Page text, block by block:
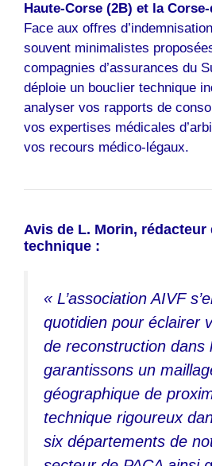
Haute-Corse (2B) et la
Face aux offres
souvent minimalistes
compagnies d’assurances du
déploie un bouclier technique
analyser vos rapports de
vos expertises médicales
vos recours médico-légaux.
Avis de L. Morin, rédacteur
technique :
« L’association AIVF
quotidien pour éclairer
de reconstruction dans
garantissons un
géographique de
technique rigoureux
six départements de